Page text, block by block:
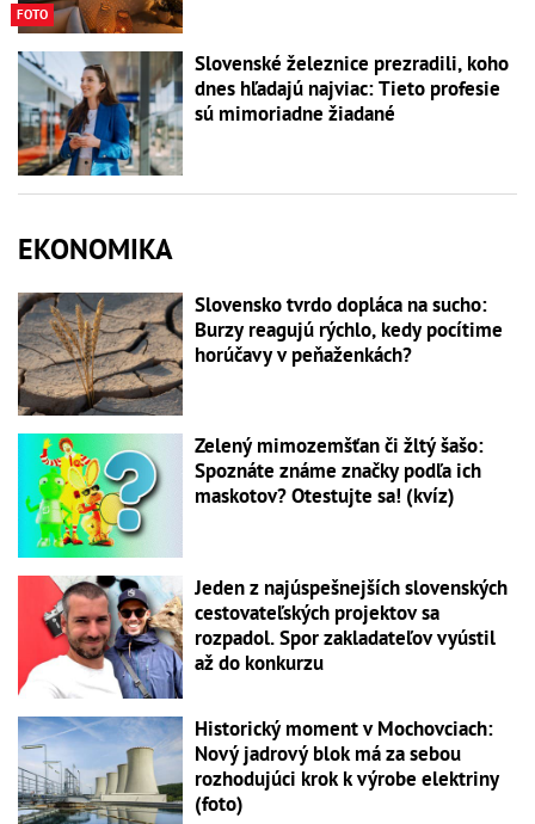
FOTO
Slovenské železnice prezradili, koho
dnes hľadajú najviac: Tieto profesie
sú mimoriadne žiadané
EKONOMIKA
Slovensko tvrdo dopláca na sucho:
Burzy reagujú rýchlo, kedy pocítime
horúčavy v peňaženkách?
Zelený mimozemšťan či žltý šašo:
Spoznáte známe značky podľa ich
maskotov? Otestujte sa! (kvíz)
Jeden z najúspešnejších slovenských
cestovateľských projektov sa
rozpadol. Spor zakladateľov vyústil
až do konkurzu
Historický moment v Mochovciach:
Nový jadrový blok má za sebou
rozhodujúci krok k výrobe elektriny
(foto)